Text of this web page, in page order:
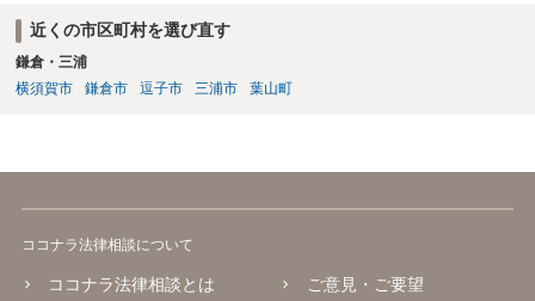
近くの市区町村を選び直す
鎌倉・三浦
横須賀市
鎌倉市 逗子市 三浦市 葉山町
ココナラ法律相談について
ココナラ法律相談とは
ご意見・ご要望